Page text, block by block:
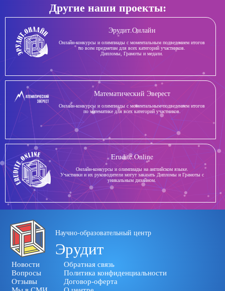
Другие наши проекты:
Эрудит.Онлайн
Онлайн-конкурсы и олимпиады с моментальным подведением итогов
по всем предметам для всех категорий участников.
Дипломы, Грамоты и медали.
Математический Эверест
Онлайн-конкурсы и олимпиады с моментальным подведением итогов
по математике для всех категорий участников.
Erudite.Online
Онлайн-конкурсы и олимпиады на английском языке.
Участники и их руководители могут заказать Дипломы и Грамоты с
уникальным дизайном.
Научно-образовательный центр
Эрудит
Новости
Вопросы
Отзывы
Обратная связь
Политика конфиденциальности
Договор-оферта